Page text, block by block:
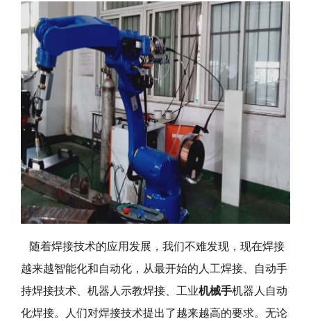
随着焊接技术的应用发展，我们不难发现，现在焊接
越来越智能化和自动化，从最开始的人工焊接、自动手
持焊接技术、机器人示教焊接、工业机械手机器人自动
化焊接。人们对焊接技术提出了越来越高的要求。无论